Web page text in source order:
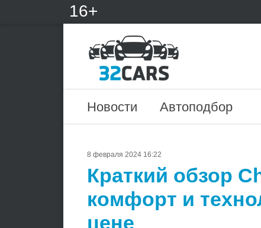
16+
Новости Автоподбор
8 февраля 2024 16:22
Краткий обзор
комфорт и
цене